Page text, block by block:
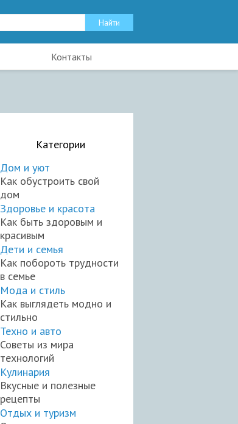
Контакты
Категории
Дом и уют
Как обустроить свой
дом
Здоровье и красота
Как быть здоровым и
красивым
Дети и семья
Как побороть трудности
в семье
Мода и стиль
Как выглядеть модно и
стильно
Техно и авто
Советы из мира
технологий
Кулинария
Вкусные и полезные
рецепты
Отдых и туризм